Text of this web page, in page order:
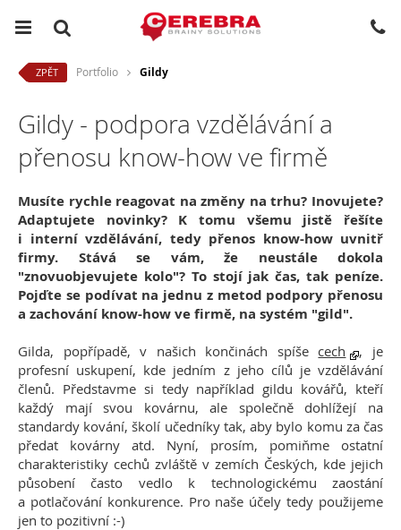
ZPĚT Portfolio Gildy
Gildy - podpora vzdělávání a
přenosu know-how ve firmě
Musíte rychle reagovat na změny na trhu? Inovujete?
Adaptujete novinky? K tomu všemu jistě řešíte
i interní vzdělávání, tedy přenos know-how uvnitř
firmy. Stává se vám, že neustále dokola
"znovuobjevujete kolo"? To stojí jak čas, tak peníze.
Pojďte se podívat na jednu z metod podpory přenosu
a zachování know-how ve firmě, na systém "gild".
Gilda, popřípadě, v našich končinách spíše cech
, je
profesní uskupení, kde jedním z jeho cílů je vzdělávání
členů. Představme si tedy například gildu kovářů, kteří
každý mají svou kovárnu, ale společně dohlížejí na
standardy kování, školí učedníky tak, aby bylo komu za čas
předat kovárny atd. Nyní, prosím, pomiňme ostatní
charakteristiky cechů zvláště v zemích Českých, kde jejich
působení často vedlo k technologickému zaostání
a potlačování konkurence. Pro naše účely tedy použijeme
jen to pozitivní :-)